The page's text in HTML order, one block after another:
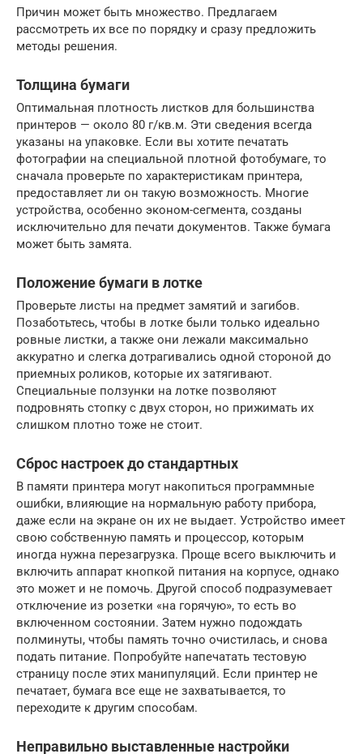
Причин может быть множество. Предлагаем
рассмотреть их все по порядку и сразу предложить
методы решения.
Толщина бумаги
Оптимальная плотность листков для большинства
принтеров — около 80 г/кв.м. Эти сведения всегда
указаны на упаковке. Если вы хотите печатать
фотографии на специальной плотной фотобумаге, то
сначала проверьте по характеристикам принтера,
предоставляет ли он такую возможность. Многие
устройства, особенно эконом-сегмента, созданы
исключительно для печати документов. Также бумага
может быть замята.
Положение бумаги в лотке
Проверьте листы на предмет замятий и загибов.
Позаботьтесь, чтобы в лотке были только идеально
ровные листки, а также они лежали максимально
аккуратно и слегка дотрагивались одной стороной до
приемных роликов, которые их затягивают.
Специальные ползунки на лотке позволяют
подровнять стопку с двух сторон, но прижимать их
слишком плотно тоже не стоит.
Сброс настроек до стандартных
В памяти принтера могут накопиться программные
ошибки, влияющие на нормальную работу прибора,
даже если на экране он их не выдает. Устройство имеет
свою собственную память и процессор, которым
иногда нужна перезагрузка. Проще всего выключить и
включить аппарат кнопкой питания на корпусе, однако
это может и не помочь. Другой способ подразумевает
отключение из розетки «на горячую», то есть во
включенном состоянии. Затем нужно подождать
полминуты, чтобы память точно очистилась, и снова
подать питание. Попробуйте напечатать тестовую
страницу после этих манипуляций. Если принтер не
печатает, бумага все еще не захватывается, то
переходите к другим способам.
Неправильно выставленные настройки